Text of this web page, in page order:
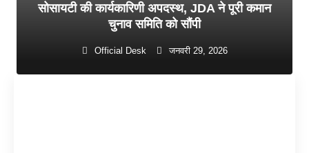
सोसायटी की कार्यकारिणी अपदस्थ, JDA ने पूरी कमान
चुनाव समिति को सौंपी
Official Desk जनवरी 29, 2026